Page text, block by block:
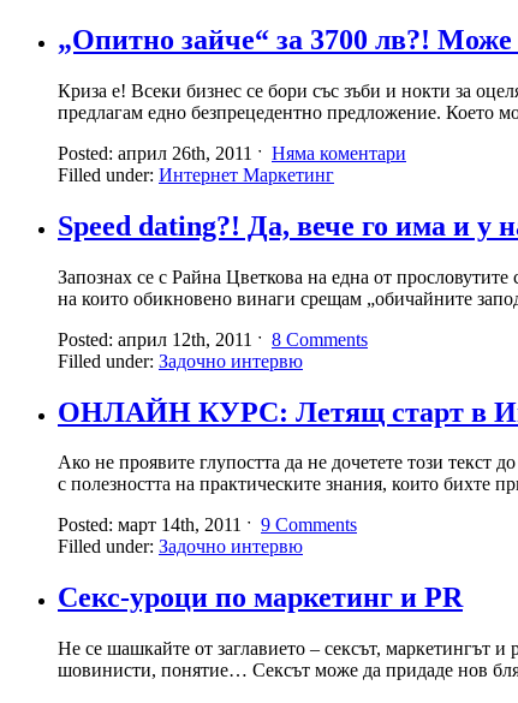
„Опитно зайче“ за 3700 лв?!
Криза е! Всеки бизнес се бори със зъби и нокти за
предлагам едно безпрецедентно предложение. Което
Posted: април 26th, 2011 ˑ Няма коментари
Filled under: Интернет Маркетинг
Speed dating?! Да, вече го има и у
Запознах се с Райна Цветкова на една от
на които обикновено винаги срещам „обичайните
Posted: април 12th, 2011 ˑ 8 Comments
Filled under: Задочно интервю
ОНЛАЙН КУРС: Летящ старт в
Ако не проявите глупостта да не дочетете този
с полезността на практическите знания, които бихте
Posted: март 14th, 2011 ˑ 9 Comments
Filled under: Задочно интервю
Секс-уроци по маркетинг и PR
Не се шашкайте от заглавието – сексът, маркетингът
шовинисти, понятие… Сексът може да придаде нов